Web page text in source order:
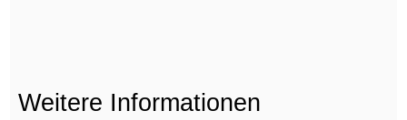
Weitere Informationen